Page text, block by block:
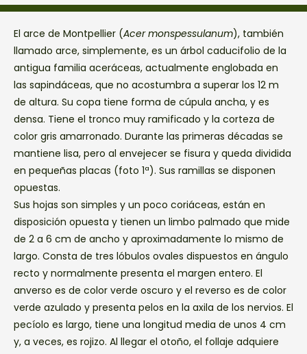
El arce de Montpellier (Acer monspessulanum), también
llamado arce, simplemente, es un árbol caducifolio de la
antigua familia aceráceas, actualmente englobada en
las sapindáceas, que no acostumbra a superar los 12 m
de altura. Su copa tiene forma de cúpula ancha, y es
densa. Tiene el tronco muy ramificado y la corteza de
color gris amarronado. Durante las primeras décadas se
mantiene lisa, pero al envejecer se fisura y queda dividida
en pequeñas placas (foto 1ª). Sus ramillas se disponen
opuestas.
Sus hojas son simples y un poco coriáceas, están en
disposición opuesta y tienen un limbo palmado que mide
de 2 a 6 cm de ancho y aproximadamente lo mismo de
largo. Consta de tres lóbulos ovales dispuestos en ángulo
recto y normalmente presenta el margen entero. El
anverso es de color verde oscuro y el reverso es de color
verde azulado y presenta pelos en la axila de los nervios. El
pecíolo es largo, tiene una longitud media de unos 4 cm
y, a veces, es rojizo. Al llegar el otoño, el follaje adquiere